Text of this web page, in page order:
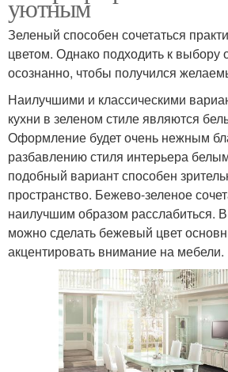
уютным
Зеленый способен сочетаться
цветом. Однако подходить к
осознанно, чтобы получился
Наилучшими и классическими
кухни в зеленом стиле являются
Оформление будет очень нежным
разбавлению стиля интерьера
подобный вариант способен
пространство. Бежево-зеленое
наилучшим образом расслабиться.
можно сделать бежевый цвет
акцентировать внимание на мебели.